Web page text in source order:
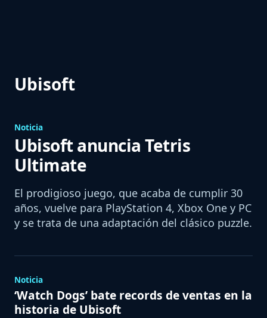
Ubisoft
Noticia
Ubisoft anuncia Tetris
Ultimate
El prodigioso juego, que acaba de cumplir 30
años, vuelve para PlayStation 4, Xbox One y PC
y se trata de una adaptación del clásico puzzle.
Noticia
‘Watch Dogs’ bate records de ventas en la
historia de Ubisoft